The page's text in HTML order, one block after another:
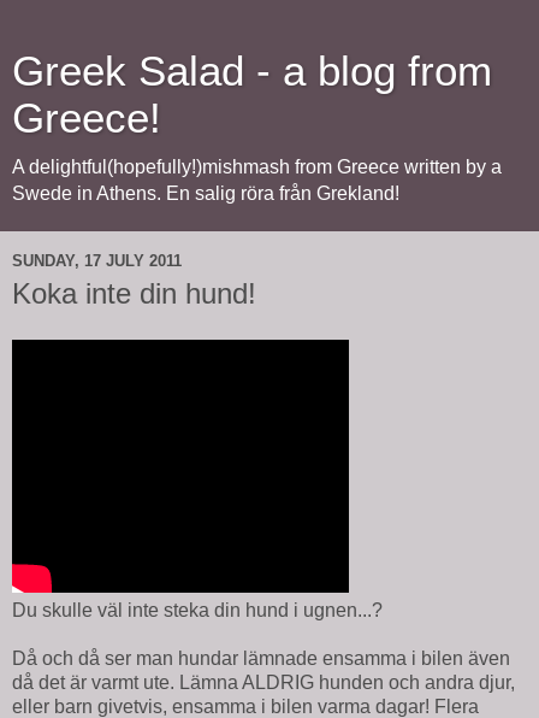
Greek Salad - a blog from
Greece!
A delightful(hopefully!)mishmash from Greece written by a
Swede in Athens. En salig röra från Grekland!
SUNDAY, 17 JULY 2011
Koka inte din hund!
Du skulle väl inte steka din hund i ugnen...?
Då och då ser man hundar lämnade ensamma i bilen även
då det är varmt ute. Lämna ALDRIG hunden och andra djur,
eller barn givetvis, ensamma i bilen varma dagar! Flera